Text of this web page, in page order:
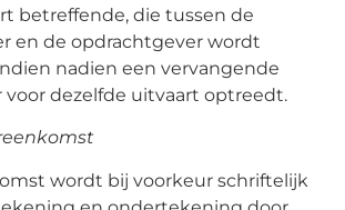
betreffende, die tussen de
en de opdrachtgever wordt
nadien een vervangende
dezelfde uitvaart optreedt.
wordt bij voorkeur schriftelijk